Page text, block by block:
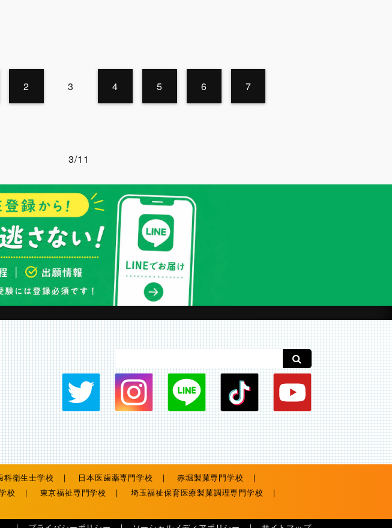
2 3 4 5 6 7
3/11
科衛生士学校 日本医歯薬専門学校
赤堀製菓専門学校
校 東京福祉専門学校
埼玉福祉保育医療製菓調理専門学校